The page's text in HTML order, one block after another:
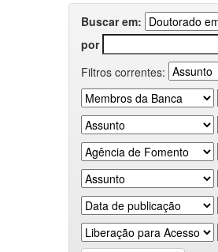
Buscar em:
por
Filtros correntes: